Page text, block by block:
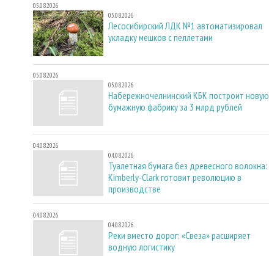
05.08.2026
05.08.2026
Лесосибирский ЛДК №1 автоматизировал
укладку мешков с пеллетами
05.08.2026
05.08.2026
Набережночелнинский КБК построит новую
бумажную фабрику за 3 млрд рублей
04.08.2026
04.08.2026
Туалетная бумага без древесного волокна:
Kimberly-Clark готовит революцию в
производстве
04.08.2026
04.08.2026
Реки вместо дорог: «Свеза» расширяет
водную логистику